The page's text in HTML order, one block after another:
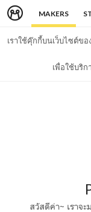
MAKERS
เราใช้คุ๊กกี้บนเว็บไซต์ข
เพื่อใช้บริก
สวัสดีค่า~ เราจะ